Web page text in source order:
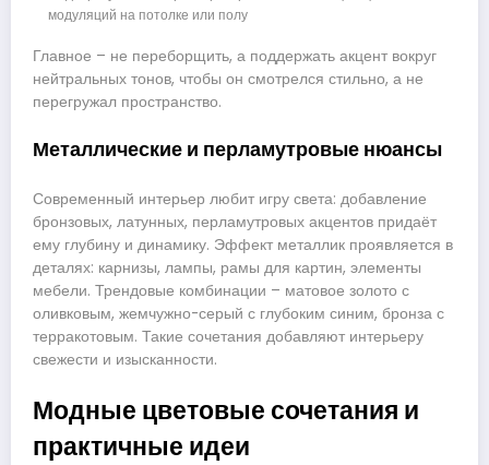
модуляций на потолке или полу
Главное – не переборщить, а поддержать акцент вокруг
нейтральных тонов, чтобы он смотрелся стильно, а не
перегружал пространство.
Металлические и перламутровые нюансы
Современный интерьер любит игру света: добавление
бронзовых, латунных, перламутровых акцентов придаёт
ему глубину и динамику. Эффект металлик проявляется в
деталях: карнизы, лампы, рамы для картин, элементы
мебели. Трендовые комбинации – матовое золото с
оливковым, жемчужно-серый с глубоким синим, бронза с
терракотовым. Такие сочетания добавляют интерьеру
свежести и изысканности.
Модные цветовые сочетания и
практичные идеи